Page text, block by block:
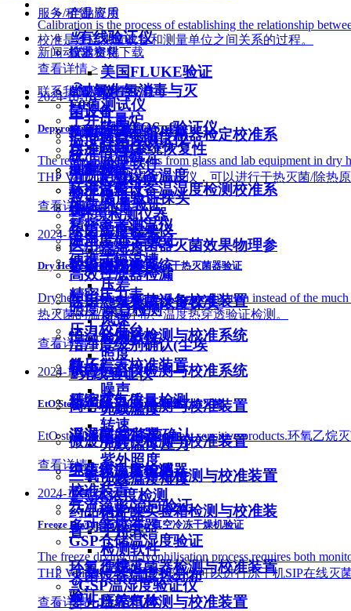
ꁇ有线验证仪
美国FLUKE验证
仪
英国TQSof验证仪
验证软件
温度验证探头
湿度探头
压力探头
二氧化碳浓度探头
检测软件
ꁇ无线验证仪
无线温度
无线温度压力
无线温度湿度
适配器
检测软件
ꁇGSP温湿度验证仪
ꁇ过氧化氢消毒与灭
菌设备
法国OXY
KARMA
ꁇ环境检测仪器
温湿度
压差
风速
照度
噪声
转速
紫外照度
ꁇ气体浓度检测
手持式
便携式
压缩气体
F0值测试仪
温度热穿透测试仪
清洗消毒设备温度
验证仪
杀菌温度记录仪
炉温跟踪仪
干井计量炉
校准恒温槽
标准温度计
精密参考测温仪
便携式恒温槽
精密压力表
压力校准台
微压差表校准装置
精密露点仪
温湿度发生器
卫生级温度传感器
校准装置
多功能校准器
热电偶热电阻传感器检定校准系
统
环境试验设备温湿度检测校准系
统
医用大型灭菌器灭菌效果物理参
数检测校准系统
医用热力灭菌设备校准装置
恒温金属浴检测与校准系统
试管恒温仪检测与校准系统
离心机温度检测与校准装置
微波消解仪检测与校准装置
二氧化碳培养箱检测与校准装置
药品稳定性实验箱检测与校准装
置
环氧乙烷灭菌器检测与校准装置
婴儿培养箱检测与校准装置
自净时间/系统恢复性
测量验证
风速/风量验证
温湿度/压差验证
高效过滤器检漏
照度/噪音检测
洁净度级别确认(尘埃
粒子）
压缩空气质量检测
浮游菌/沉降菌确认
纯蒸汽质量检测
气流流形/流向验证
GSP仓储温湿度验证
灭菌设备温度热分布
验证
企业资质
企业文化
产品应用
技术资料下载
SOP说明书下载
培训、产品视频下载
服务/租赁
仪器租赁
CNAS计量校准
产品培训/验证
维修与保养
新闻动态
公司新闻
行业动态
最新公告
行业知识库
产品推荐
联系我们
联系我们
加入我们
样机申请
Calibration is the process of establishing the relationship
校准是建立测量设备和测量单位之间关系的过程。
查看详情 >
2024-10-16
Depyrogenation 除热原
The removal of pyrogens from glass and lab equipment in
THP Validator无线温度验证仪，可以进行干热灭菌/除热
查看详情 >
2024-10-16
Dry Heat Sterilizer Validation干热灭菌器验证
Dry heat is sometimes used for sterilization instead of the
热灭菌的温度热分布、温度热穿透验证检测。
查看详情 >
2024-10-16
EtO Sterilization Validation环氧乙烷灭菌
EtO sterilization is used on heat sensitive products.环氧
查看详情 >
2024-10-16
Freeze Drying Validation 真空冷冻干燥机验证
The freeze drying or lyophilisation process requires both
THP Validator无线温度检测仪可以进行冻干机SIP在线
查看详情 >